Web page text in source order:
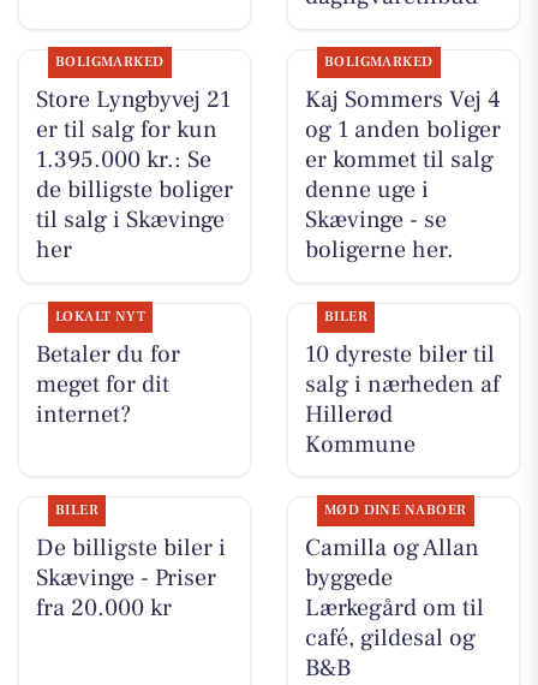
BOLIGMARKED
Store Lyngbyvej 21
er til salg for kun
1.395.000 kr.: Se
de billigste boliger
til salg i Skævinge
her
BOLIGMARKED
Kaj Sommers Vej 4
og 1 anden boliger
er kommet til salg
denne uge i
Skævinge - se
boligerne her.
LOKALT NYT
Betaler du for
meget for dit
internet?
BILER
10 dyreste biler til
salg i nærheden af
Hillerød
Kommune
BILER
De billigste biler i
Skævinge - Priser
fra 20.000 kr
MØD DINE NABOER
Camilla og Allan
byggede
Lærkegård om til
café, gildesal og
B&B